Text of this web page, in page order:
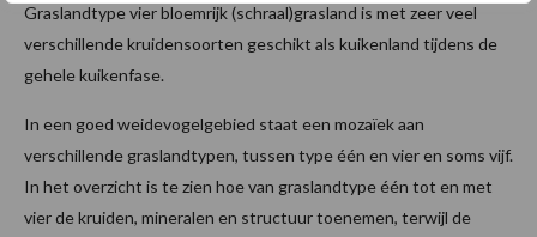
Graslandtype vier bloemrijk (schraal)grasland is met zeer veel
verschillende kruidensoorten geschikt als kuikenland tijdens de
gehele kuikenfase.
In een goed weidevogelgebied staat een mozaïek aan
verschillende graslandtypen, tussen type één en vier en soms vijf.
In het overzicht is te zien hoe van graslandtype één tot en met
vier de kruiden, mineralen en structuur toenemen, terwijl de